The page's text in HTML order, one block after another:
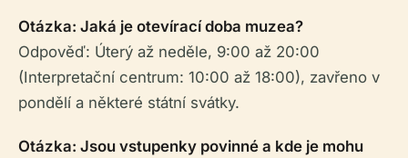
Otázka: Jaká je otevírací doba muzea?
Odpověď: Úterý až neděle, 9:00 až 20:00
(Interpretační centrum: 10:00 až 18:00), zavřeno v
pondělí a některé státní svátky.
Otázka: Jsou vstupenky povinné a kde je mohu